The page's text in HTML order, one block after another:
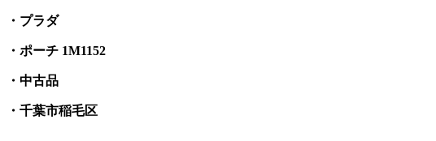
・プラダ
・ポーチ 1M1152
・中古品
・千葉市稲毛区